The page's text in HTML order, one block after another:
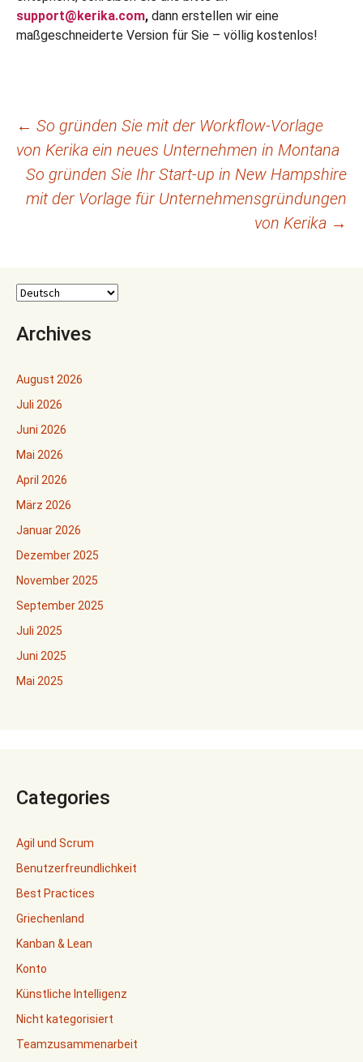
support@kerika.com, dann erstellen wir eine
maßgeschneiderte Version für Sie – völlig kostenlos!
Beitragsnavigation
← So gründen Sie mit der Workflow-Vorlage
von Kerika ein neues Unternehmen in Montana
So gründen Sie Ihr Start-up in New Hampshire
mit der Vorlage für Unternehmensgründungen
von Kerika →
Archives
August 2026
Juli 2026
Juni 2026
Mai 2026
April 2026
März 2026
Januar 2026
Dezember 2025
November 2025
September 2025
Juli 2025
Juni 2025
Mai 2025
Categories
Agil und Scrum
Benutzerfreundlichkeit
Best Practices
Griechenland
Kanban & Lean
Konto
Künstliche Intelligenz
Nicht kategorisiert
Teamzusammenarbeit